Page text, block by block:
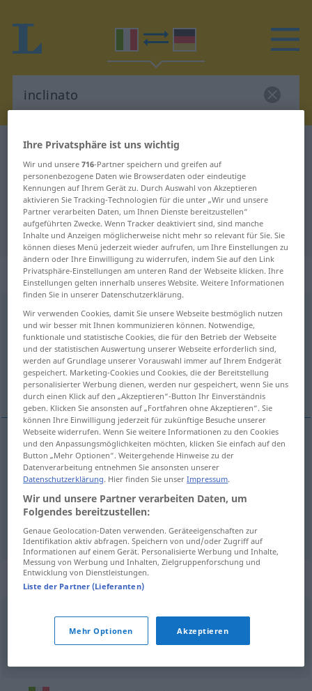
Italienisch-Deutsch Wörterbuch
Italienisch-Deutsch Übersetzung
für "inclinato"
"inclinato" Deutsch Übersetzung
„inclinato“: aggettivo
inclinato [iŋkliˈnaːto] adj
Übersicht aller Übersetzungen
(Für mehr Details die Übersetzung anklicken/antippen)
schräg schief
schräg inclinato
schief inclinato
Beispielsätze für "inclinato"
Ebenef
Ihre Privatsphäre ist uns wichtig
Wir und unsere716-Partner speichern und greifen auf
personenbezogene Daten wie Browserdaten oder eindeutige
Kennungen auf Ihrem Gerät zu. Durch Auswahl von Akzeptieren
aktivieren Sie Tracking-Technologien für die unter „Wir und unsere
Partner verarbeiten Daten, um Ihnen Dienste bereitzustellen“
aufgeführten Zwecke. Wenn Tracker deaktiviert sind, sind manche
Inhalte und Anzeigen möglicherweise nicht mehr so relevant für Sie. Sie
können dieses Menü jederzeit wieder aufrufen, um Ihre Einstellungen zu
ändern oder Ihre Einwilligung zu widerrufen, indem Sie auf den Link
Privatsphäre-Einstellungen am unteren Rand der Webseite klicken. Ihre
Einstellungen gelten innerhalb unseres Website. Weitere Informationen
finden Sie in unserer Datenschutzerklärung.
Wir verwenden Cookies, damit Sie unsere Webseite bestmöglich nutzen
und wir besser mit Ihnen kommunizieren können. Notwendige,
funktionale und statistische Cookies, die für den Betrieb der Webseite
und der statistischen Auswertung unserer Webseite erforderlich sind,
werden auf Grundlage unserer Vorauswahl immer auf Ihrem Endgerät
gespeichert. Marketing-Cookies und Cookies, die der Bereitstellung
personalisierter Werbung dienen, werden nur gespeichert, wenn Sie uns
durch einen Klick auf den „Akzeptieren“-Button Ihr Einverständnis
geben. Klicken Sie ansonsten auf „Fortfahren ohne Akzeptieren“. Sie
können Ihre Einwilligung jederzeit für zukünftige Besuche unserer
Webseite widerrufen. Wenn Sie weitere Informationen zu den Cookies
und den Anpassungsmöglichkeiten möchten, klicken Sie einfach auf den
Button „Mehr Optionen“. Weitergehende Hinweise zu der
Datenverarbeitung entnehmen Sie ansonsten unserer
Datenschutzerklärung. Hier finden Sie unserImpressum.
Wir und unsere Partner verarbeiten Daten, um
Folgendes bereitzustellen:
Genaue Geolocation-Daten verwenden. Geräteeigenschaften zur
Identifikation aktiv abfragen. Speichern von und/oder Zugriff auf
Informationen auf einem Gerät. Personalisierte Werbung und Inhalte,
Messung von Werbung und Inhalten, Zielgruppenforschung und
Entwicklung von Dienstleistungen.
Liste der Partner (Lieferanten)
Mehr Optionen Akzeptieren